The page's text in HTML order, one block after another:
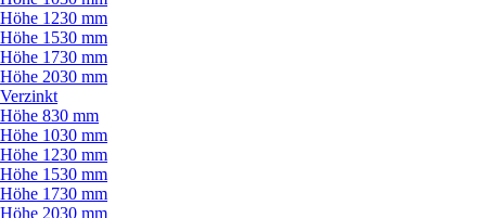
Höhe 1230 mm
Höhe 1530 mm
Höhe 1730 mm
Höhe 2030 mm
Verzinkt
Höhe 830 mm
Höhe 1030 mm
Höhe 1230 mm
Höhe 1530 mm
Höhe 1730 mm
Höhe 2030 mm